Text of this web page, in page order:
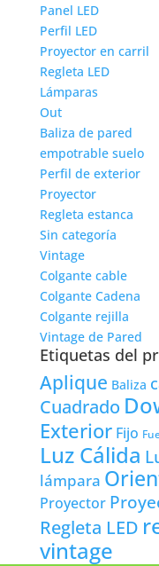
Panel LED
Perfil LED
Proyector en carril
Regleta LED
Lámparas
Out
Baliza de pared
empotrable suelo
Perfil de exterior
Proyector
Regleta estanca
Sin categoría
Vintage
Colgante cable
Colgante Cadena
Colgante rejilla
Vintage de Pared
Etiquetas del
Aplique Baliza
Cuadrado
Exterior Fijo
Luz Cálida
lámpara
Proyector
Regleta LED
vintage